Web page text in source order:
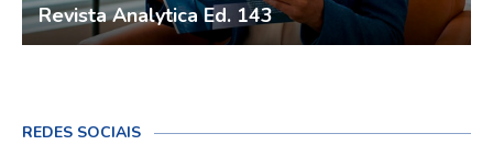
Revista Analytica Ed. 143
REDES SOCIAIS